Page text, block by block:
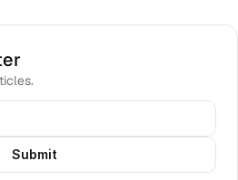
Submit